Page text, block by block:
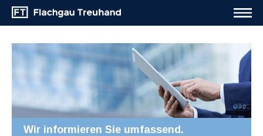
Wir informieren Sie umfassend.